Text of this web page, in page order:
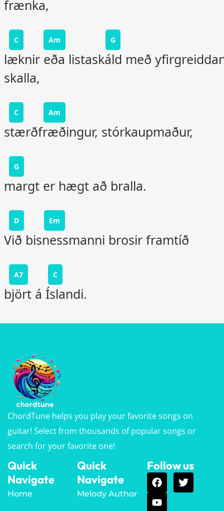
frænka,
C Am G
læknir eða listaskáld með
skalla,
C Am
stærðfræðingur, stórkaupmaður,
G
margt er hægt að bralla.
D Em
Við bisnessmanni brosir framtíð
A7 C
björt á Íslandi.
ChordTune helps you play your favorite songs on
guitar! Select from thousands of popular songs or
search for your favorite one!
Quick
Navigate
Home
Quick
Navigate
Melody Author
Follow us